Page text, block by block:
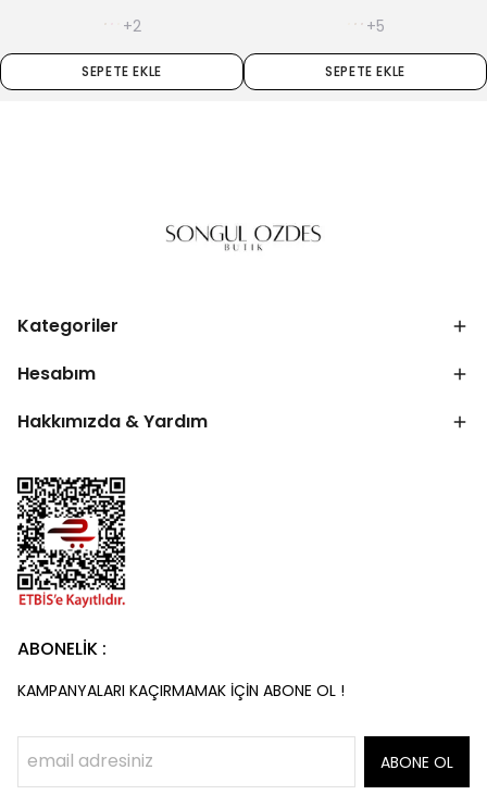
SEPETE EKLE SEPETE EKLE
Kategoriler
Hesabım
Hakkımızda & Yardım
ABONELİK :
KAMPANYALARI KAÇIRMAMAK İÇİN ABONE OL !
ABONE OL